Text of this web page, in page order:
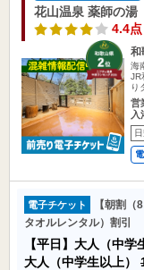
花山温泉 薬師の湯
4.4点
和
海
JR
り
営
入
電子チケット
【朝割
タオルレンタル）割引
【平日】大人（中学
大人（中学生以上）